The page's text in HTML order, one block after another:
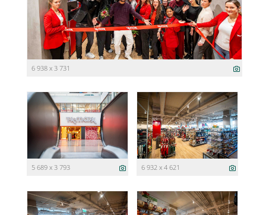
6 938 x 3 731
5 689 x 3 793 6 932 x 4 621